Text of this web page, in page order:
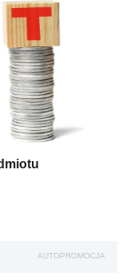
AUTOPROMOCJA